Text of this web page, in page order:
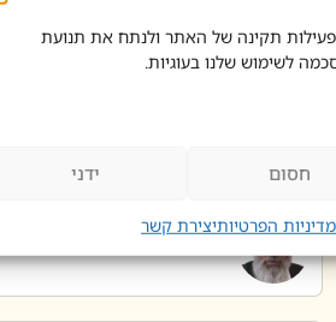
תקינה של האתר ולנתח את תנועת
לשימוש שלנו בעוגיות.
חסום ידני
מדיניות הפרטיותיצירת קשר
הרב יאיר בידני